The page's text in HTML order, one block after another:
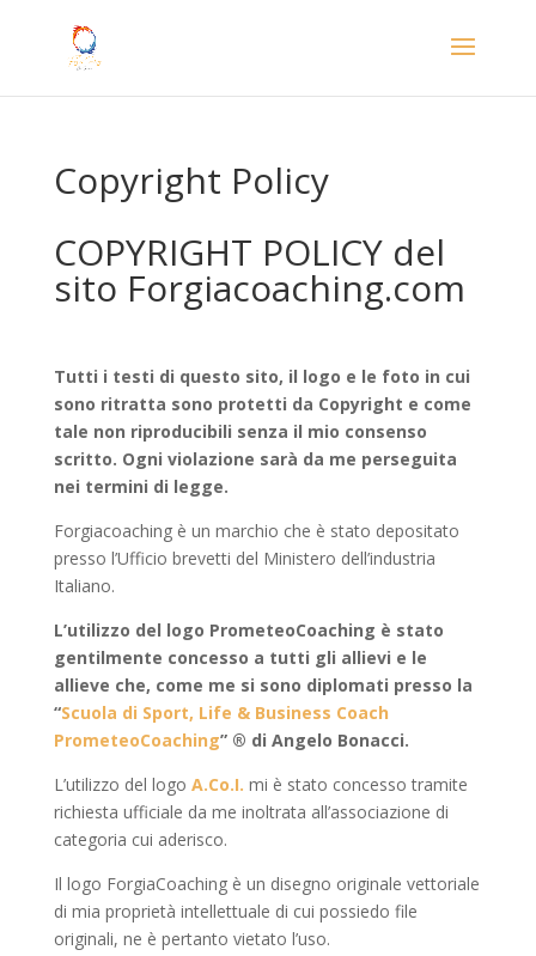
Copyright Policy
COPYRIGHT POLICY del
sito Forgiacoaching.com
Tutti i testi di questo sito, il logo e le foto in cui
sono ritratta sono protetti da Copyright e come
tale non riproducibili senza il mio consenso
scritto. Ogni violazione sarà da me perseguita
nei termini di legge.
Forgiacoaching è un marchio che è stato depositato
presso l’Ufficio brevetti del Ministero dell’industria
Italiano.
L’utilizzo del logo PrometeoCoaching è stato
gentilmente concesso a tutti gli allievi e le
allieve che, come me si sono diplomati presso la
“Scuola di Sport, Life & Business Coach
PrometeoCoaching” ® di Angelo Bonacci.
L’utilizzo del logo A.Co.I. mi è stato concesso tramite
richiesta ufficiale da me inoltrata all’associazione di
categoria cui aderisco.
Il logo ForgiaCoaching è un disegno originale vettoriale
di mia proprietà intellettuale di cui possiedo file
originali, ne è pertanto vietato l’uso.